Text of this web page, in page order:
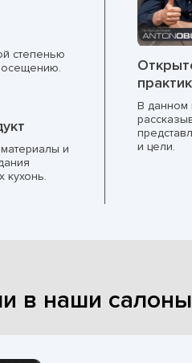
степенью
и
кухонь.
В данном
и цели.
в наши салоны